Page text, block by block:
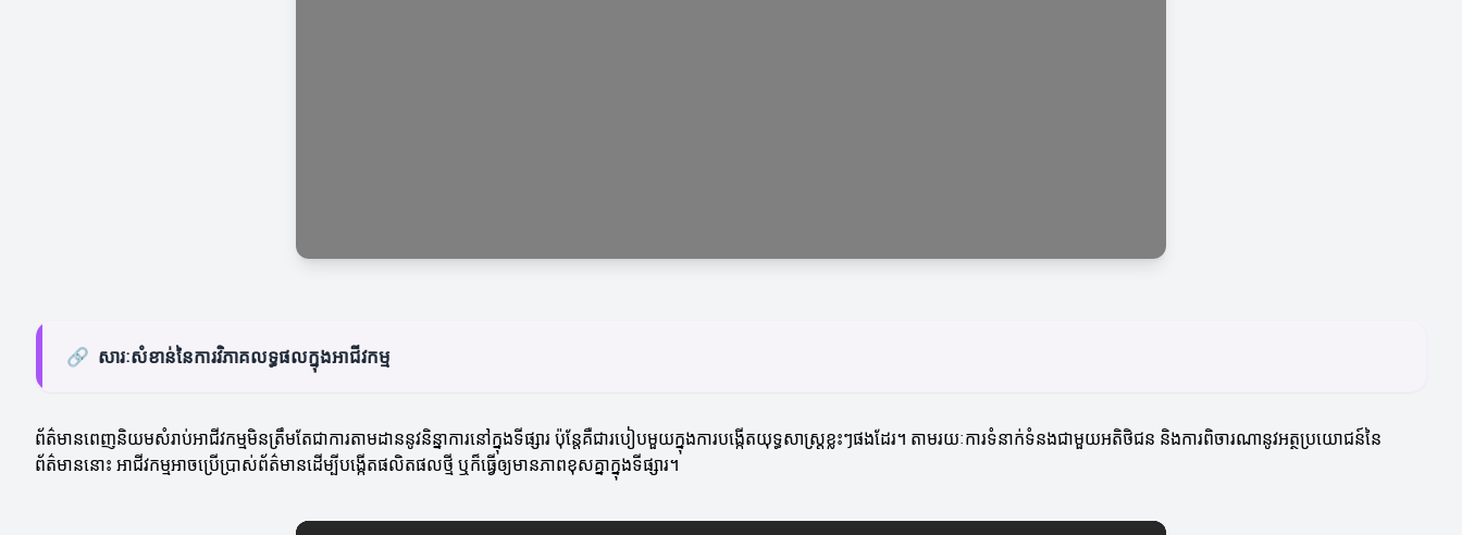
🔗 សារៈសំខាន់នៃការវិភាគលទ្ធផលក្នុងអាជីវកម្ម
ព័ត៌មានពេញនិយមសំរាប់អាជីវកម្មមិនត្រឹមតែជាការតាមដាននូវនិន្នាការនៅក្នុងទីផ្សារ ប៉ុន្តែគឺជារបៀបមួយក្នុងការបង្កើតយុទ្ធសាស្ត្រខ្លះៗផងដែរ។ តាមរយៈការទំនាក់ទំនងជាមួយអតិថិជន និងការពិចារណានូវអត្ថប្រយោជន៍នៃ
ព័ត៌មាននោះ អាជីវកម្មអាចប្រើប្រាស់ព័ត៌មានដើម្បីបង្កើតផលិតផលថ្មី ឬក៏ធ្វើឲ្យមានភាពខុសគ្នាក្នុងទីផ្សារ។